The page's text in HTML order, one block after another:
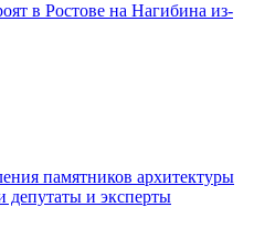
в Ростове на Нагибина из-
памятников архитектуры
депутаты и эксперты